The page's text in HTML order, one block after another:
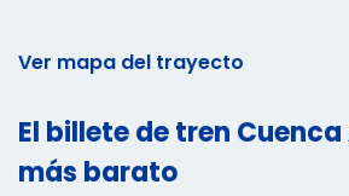
Ver mapa del trayecto
El billete de tren
más barato